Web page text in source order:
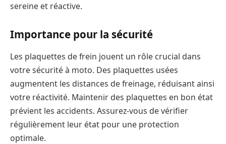
sereine et réactive.
Importance pour la sécurité
Les plaquettes de frein jouent un rôle crucial dans
votre sécurité à moto. Des plaquettes usées
augmentent les distances de freinage, réduisant ainsi
votre réactivité. Maintenir des plaquettes en bon état
prévient les accidents. Assurez-vous de vérifier
régulièrement leur état pour une protection
optimale.